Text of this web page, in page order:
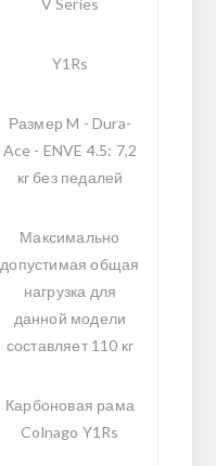
Y1Rs
Размер M - Dura-
Ace - ENVE 4.5: 7,2
кг без педалей
Максимально
допустимая общая
нагрузка для
данной модели
составляет 110 кг
Карбоновая рама
Colnago Y1Rs